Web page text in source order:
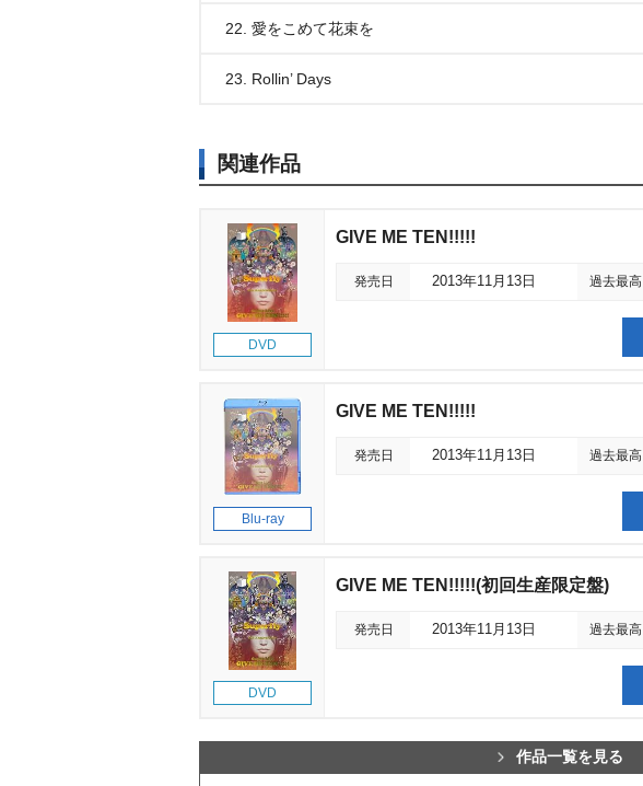
22. 愛をこめて花束を
23. Rollin’ Days
関連作品
DVD
GIVE ME TEN!!!!!
発売日 2013年11月13日 過去最高
Blu-ray
GIVE ME TEN!!!!!
発売日 2013年11月13日 過去最高
DVD
GIVE ME TEN!!!!!(初回生産限定盤)
発売日 2013年11月13日 過去最高
作品一覧を見る